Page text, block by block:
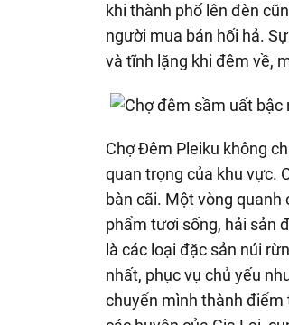
khi thành phố lên đèn
người mua bán hối hả.
và tĩnh lặng khi đêm về,
Chợ Đêm Pleiku không
quan trọng của khu vực.
bàn cãi. Một vòng quanh
phẩm tươi sống, hải sản
là các loại đặc sản núi
nhất, phục vụ chủ yếu
chuyển mình thành điểm